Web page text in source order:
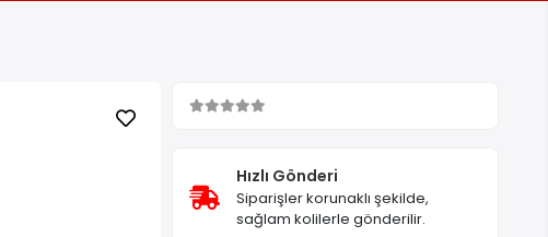
Hızlı Gönderi
Siparişler korunaklı şekilde,
sağlam kolilerle gönderilir.